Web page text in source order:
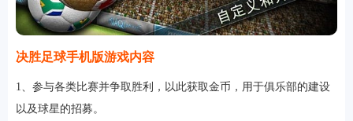
趣味新闻阅读考试学习AI软件健康运动生活购物地图导航 主题桌面
决胜足球手机版游戏内容
1、参与各类比赛并争取胜利，以此获取金币，用于俱乐部的建设
以及球星的招募。